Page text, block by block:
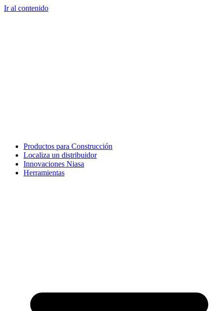
Ir al contenido
Productos para Construcción
Localiza un distribuidor
Innovaciones Niasa
Herramientas